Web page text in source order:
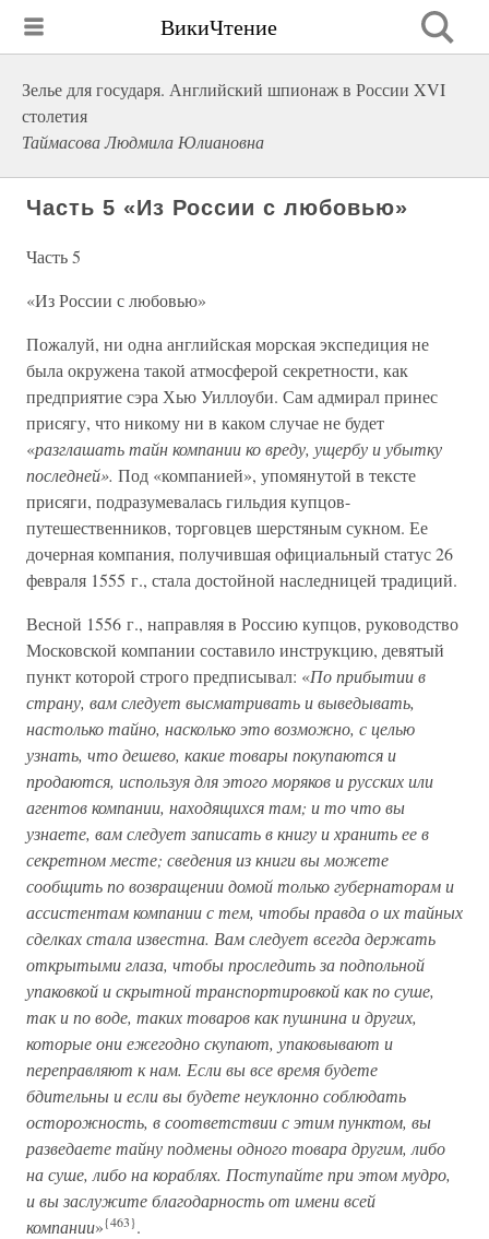
ВикиЧтение
Зелье для государя. Английский шпионаж в России XVI
столетия
Таймасова Людмила Юлиановна
Часть 5 «Из России с любовью»
Часть 5
«Из России с любовью»
Пожалуй, ни одна английская морская экспедиция не
была окружена такой атмосферой секретности, как
предприятие сэра Хью Уиллоуби. Сам адмирал принес
присягу, что никому ни в каком случае не будет
«разглашать тайн компании ко вреду, ущербу и убытку
последней». Под «компанией», упомянутой в тексте
присяги, подразумевалась гильдия купцов-
путешественников, торговцев шерстяным сукном. Ее
дочерная компания, получившая официальный статус 26
февраля 1555 г., стала достойной наследницей традиций.
Весной 1556 г., направляя в Россию купцов, руководство
Московской компании составило инструкцию, девятый
пункт которой строго предписывал: «По прибытии в
страну, вам следует высматривать и выведывать,
настолько тайно, насколько это возможно, с целью
узнать, что дешево, какие товары покупаются и
продаются, используя для этого моряков и русских или
агентов компании, находящихся там; и то что вы
узнаете, вам следует записать в книгу и хранить ее в
секретном месте; сведения из книги вы можете
сообщить по возвращении домой только губернаторам и
ассистентам компании с тем, чтобы правда о их тайных
сделках стала известна. Вам следует всегда держать
открытыми глаза, чтобы проследить за подпольной
упаковкой и скрытной транспортировкой как по суше,
так и по воде, таких товаров как пушнина и других,
которые они ежегодно скупают, упаковывают и
переправляют к нам. Если вы все время будете
бдительны и если вы будете неуклонно соблюдать
осторожность, в соответствии с этим пунктом, вы
разведаете тайну подмены одного товара другим, либо
на суше, либо на кораблях. Поступайте при этом мудро,
и вы заслужите благодарность от имени всей
компании»{463}.